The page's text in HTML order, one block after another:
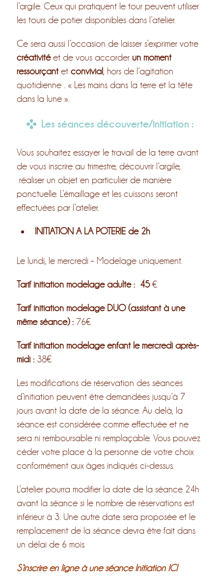
l’argile. Ceux qui pratiquent le tour peuvent utiliser
les tours de potier disponibles dans l’atelier.
Ce sera aussi l’occasion de laisser s’exprimer votre
créativitéet de vous accorderun moment
ressourçantetconvivial, hors de l’agitation
quotidienne . « Les mains dans la terre et la tête
dans la lune ».
Les séances découverte/initiation :
Vous souhaitez essayer le travail de la terre avant
de vous inscrire au trimestre, découvrir l’argile,
réaliser un objet en particulier de manière
ponctuelle. L’émaillage et les cuissons seront
effectuées par l’atelier.
INITIATION A LA POTERIE de 2h
Le lundi, le mercredi – Modelage uniquement.
Tarif initiation modelage adulte : 45€
Tarif initiation modelage DUO (assistant à une
même séance) : 76€
Tarif initiation modelage enfant le mercredi après-
midi : 38€
Les modifications de réservation des séances
d’initiation peuvent être demandées jusqu’à 7
jours avant la date de la séance. Au delà, la
séance est considérée comme effectuée et ne
sera ni remboursable ni remplaçable. Vous pouvez
céder votre place à la personne de votre choix
conformément aux âges indiqués ci-dessus.
L’atelier pourra modifier la date de la séance 24h
avant la séance si le nombre de réservations est
inférieur à 3. Une autre date sera proposée et le
remplacement de la séance devra être fait dans
un délai de 6 mois.
S’inscrire en ligne à une séance Initiation ICI